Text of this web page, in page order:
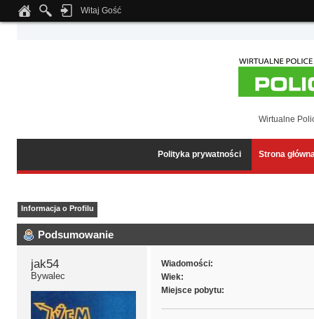
Notice: Undefined index: tapatalk_body_hook in
Witaj Gość
Wirtualne
Polityka prywatności Strona
Informacja o Profilu
Podsumowanie
jak54
Bywalec
Wiadomości:
Wiek:
Miejsce pobytu: